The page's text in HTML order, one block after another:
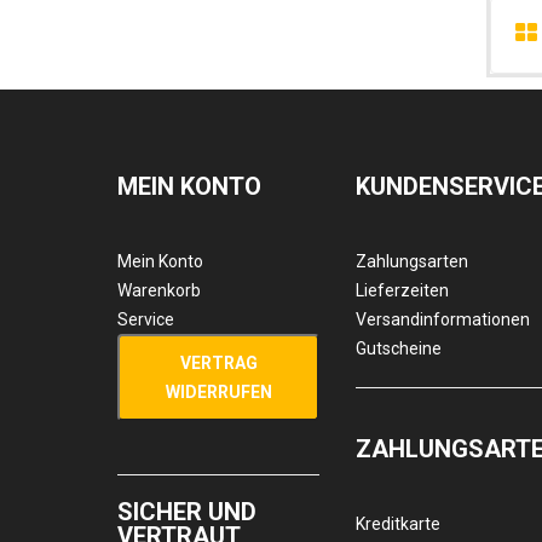
MEIN KONTO
Mein Konto
Warenkorb
Service
VERTRAG
WIDERRUFEN
SICHER UND
VERTRAUT
Zahlungsarten
Lieferzeiten
Versandinformationen
Gutscheine
Kreditkarte